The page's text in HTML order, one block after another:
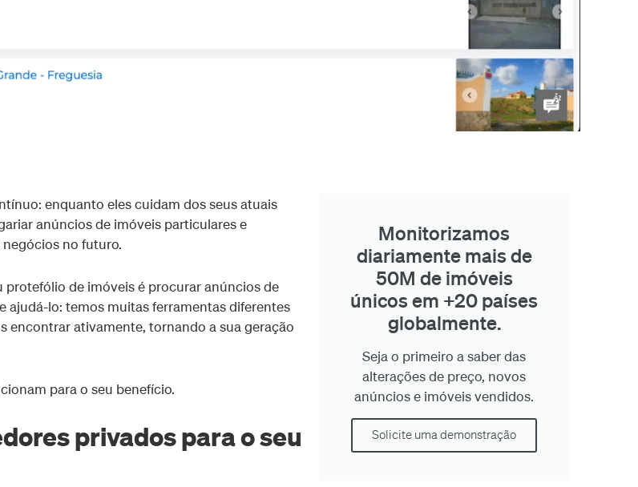
enquanto eles cuidam dos seus atuais
anúncios de imóveis particulares e
no futuro.
protefólio de imóveis é procurar anúncios de
ajudá-lo: temos muitas ferramentas diferentes
encontrar ativamente, tornando a sua geração
para o seu benefício.
privados para o seu
Monitorizamos
diariamente mais de
50M de imóveis
únicos em +20 países
globalmente.
Seja o primeiro a saber das
alterações de preço, novos
anúncios e imóveis vendidos.
Solicite uma demonstração